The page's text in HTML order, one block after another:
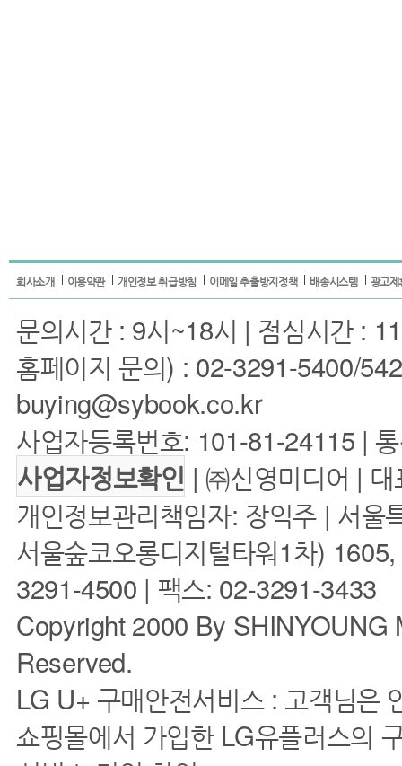
회사소개 이용약관 개인정보 취급방침 이메일 추출방지정책 배송시스템 광고
문의시간 : 9시~18시 | 점심시간 :
홈페이지 문의) : 02-3291-5400/
buying@sybook.co.kr
사업자등록번호: 101-81-24115 |
사업자정보확인 | ㈜신영미디어 |
개인정보관리책임자: 장익주 | 서
서울숲코오롱디지털타워1차)
3291-4500 | 팩스: 02-3291-3433
Copyright 2000 By
Reserved.
LG U+ 구매안전서비스 : 고객님은
쇼핑몰에서 가입한 LG유플러스의